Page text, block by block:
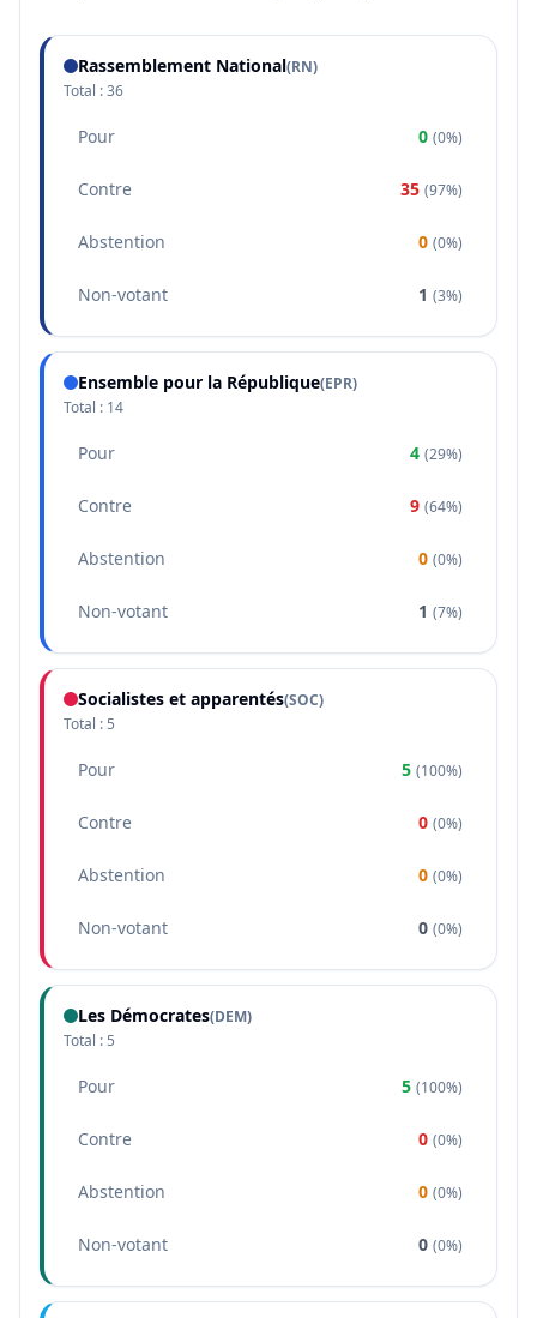
Rassemblement National(RN)
Total :36
Pour 0 (0%)
Contre 35 (97%)
Abstention 0 (0%)
Non-votant 1 (3%)
Ensemble pour la République(EPR)
Total : 14
Pour 4 (29%)
Contre 9 (64%)
Abstention 0 (0%)
Non-votant 1 (7%)
Socialistes et apparentés(SOC)
Total : 5
Pour 5 (100%)
Contre 0 (0%)
Abstention 0 (0%)
Non-votant 0 (0%)
Les Démocrates(DEM)
Total : 5
Pour 5 (100%)
Contre 0 (0%)
Abstention 0 (0%)
Non-votant 0 (0%)